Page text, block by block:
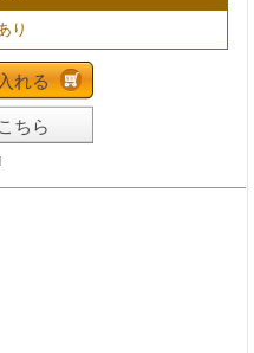
り
れる
ちら